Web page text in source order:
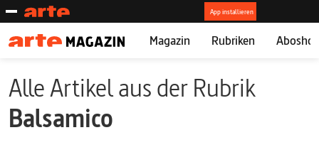
Magazin Rubriken
Alle Artikel aus der Rubrik
Balsamico